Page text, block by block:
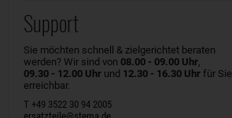
Support
Sie möchten schnell & zielgerichtet beraten
werden? Wir sind von 08.00 - 09.00 Uhr,
09.30 - 12.00 Uhr und 12.30 - 16.30 Uhr für Sie
erreichbar.
T +49 3522 30 94 2005